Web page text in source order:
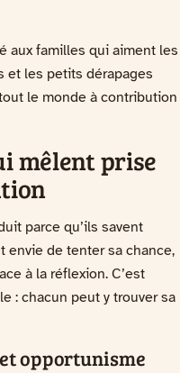
aux familles qui aiment les
et les petits dérapages
le monde à contribution
mêlent prise
parce qu’ils savent
envie de tenter sa chance,
à la réflexion. C’est
: chacun peut y trouver sa
opportunisme